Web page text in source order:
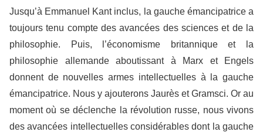
Jusqu’à Emmanuel Kant inclus, la gauche émancipatrice a
toujours tenu compte des avancées des sciences et de la
philosophie. Puis, l’économisme britannique et la
philosophie allemande aboutissant à Marx et Engels
donnent de nouvelles armes intellectuelles à la gauche
émancipatrice. Nous y ajouterons Jaurès et Gramsci. Or au
moment où se déclenche la révolution russe, nous vivons
des avancées intellectuelles considérables dont la gauche